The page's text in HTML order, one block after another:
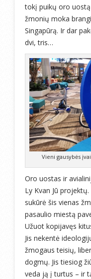
tokį puikų oro
žmonių moka
Singapūrą. Ir dar
dvi, tris…
Vieni gausybės
Oro uostas ir
Ly Kvan Jū
sukūrė šis vienas
pasaulio miestą
Užuot kopijavęs
Jis nekentė
žmogaus teisių,
dogmų. Jis tiesiog
veda ją į turtus – ir